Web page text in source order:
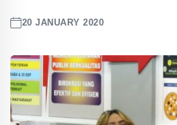
20 JANUARY 2020